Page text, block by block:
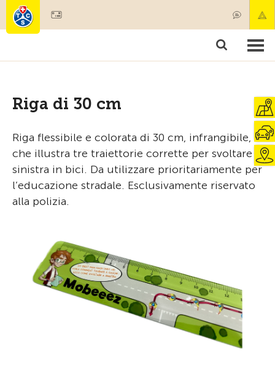
Prodotti & Servizi
Riga di 30 cm
Riga flessibile e colorata di 30 cm, infrangibile,
che illustra tre traiettorie corrette per svoltare a
sinistra in bici. Da utilizzare prioritariamente per
l’educazione stradale. Esclusivamente riservato
alla polizia.